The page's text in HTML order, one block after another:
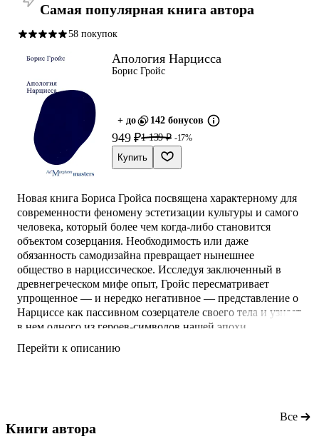
Самая популярная книга автора
58 покупок
Апология Нарцисса
Борис Гройс
+ до 142 бонусов
949 ₽1 139 ₽ -17%
Купить
Новая книга Бориса Гройса посвящена характерному для
современности феномену эстетизации культуры и самого
человека, который более чем когда-либо становится
объектом созерцания. Необходимость или даже
обязанность самодизайна превращает нынешнее
общество в нарциссическое. Исследуя заключенный в
древнегреческом мифе опыт, Гройс пересматривает
упрощенное — и нередко негативное — представление о
Нарциссе как пассивном созерцателе своего тела и узнает
в нем одного из героев-символов нашей эпохи.
Перейти к описанию
Книги автора
Все